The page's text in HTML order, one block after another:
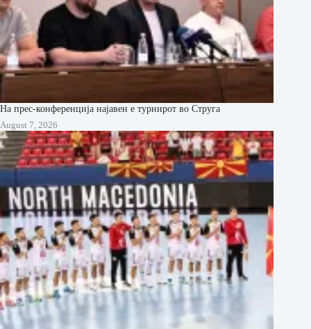
На прес-конференција најавен е турнирот во Струга
August 7, 2026